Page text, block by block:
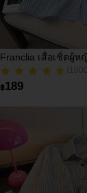
Franclia เสื้อเชิ้ตผู้
ระบายกระดุมเดี่ยวลา
600+ ขายแล้ว
600+ ขายแล้ว
฿189